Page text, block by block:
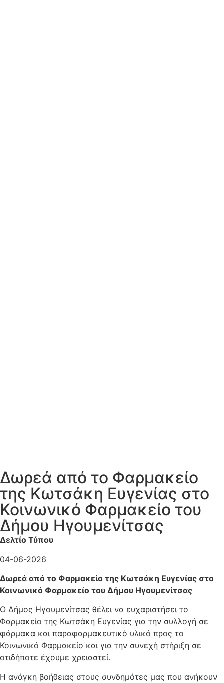
Δωρεά από το Φαρμακείο
της Κωτσάκη Ευγενίας στο
Κοινωνικό Φαρμακείο του
Δήμου Ηγουμενίτσας
Δελτίο Τύπου
04-06-2026
Δωρεά από το Φαρμακείο της Κωτσάκη Ευγενίας στο
Κοινωνικό Φαρμακείο του Δήμου Ηγουμενίτσας
Ο Δήμος Ηγουμενίτσας θέλει να ευχαριστήσει το
Φαρμακείο της Κωτσάκη Ευγενίας για την συλλογή σε
φάρμακα και παραφαρμακευτικό υλικό προς το
Κοινωνικό Φαρμακείο και για την συνεχή στήριξη σε
οτιδήποτε έχουμε χρειαστεί.
Η ανάγκη βοήθειας στους συνδημότες μας που ανήκουν